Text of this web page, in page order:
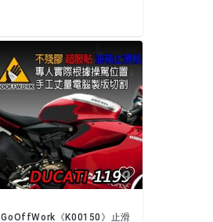
GoOffWork《K00150》止滑